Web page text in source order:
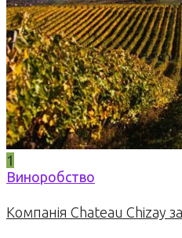
1
Виноробство
Компанія Chateau Chizay